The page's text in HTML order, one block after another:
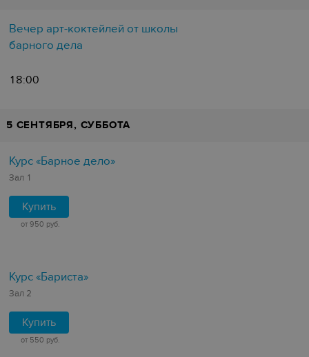
Вечер арт-коктейлей от школы
барного дела
18:00
5 СЕНТЯБРЯ, СУББОТА
Курс «Барное дело»
Зал 1
Купить
от 950 руб.
Курс «Бариста»
Зал 2
Купить
от 550 руб.